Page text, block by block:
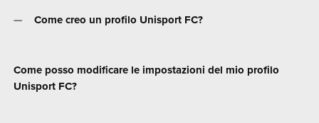
Come creo un profilo Unisport FC?
Come posso modificare le impostazioni del mio profilo
Unisport FC?